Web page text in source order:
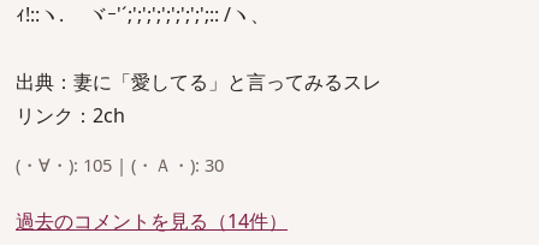
ｨ!::ヽ. ヾｰ'´;';';';';';';';';:: /ヽ、
出典：妻に「愛してる」と言ってみるスレ
リンク：2ch
(・∀・): 105 | (・Ａ・): 30
過去のコメントを見る（14件）